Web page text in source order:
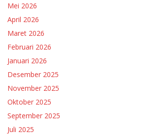
Mei 2026
April 2026
Maret 2026
Februari 2026
Januari 2026
Desember 2025
November 2025
Oktober 2025
September 2025
Juli 2025